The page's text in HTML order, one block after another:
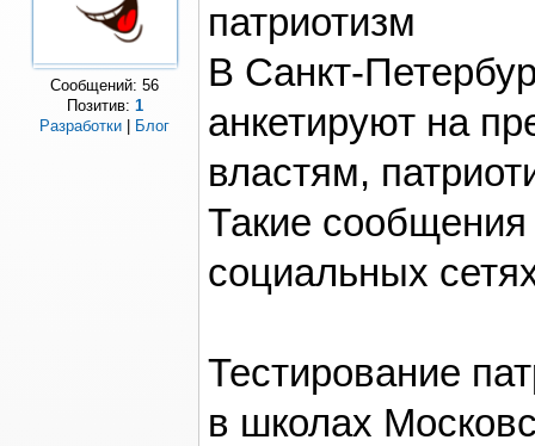
Сообщений:56
Позитив: 1
Разработки
Блог
патриотизм
В Санкт-
анкетируют на
властям,
Такие
социальных
Тестирование
в школах